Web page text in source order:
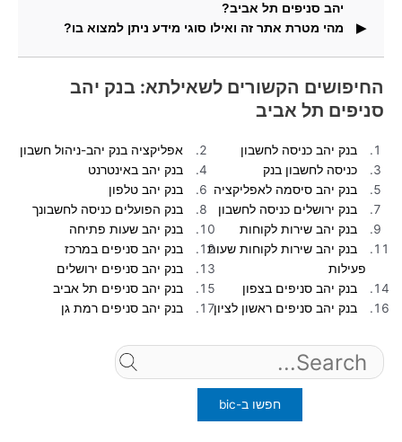
יהב סניפים תל אביב?
בעמוד זה תמצאו גם תמונות עבור השאילתא שחיפשתם.
מהי מטרת אתר זה ואילו סוגי מידע ניתן למצוא בו?
החיפושים הקשורים לשאילתא: בנק יהב
סניפים תל אביב
בנק יהב כניסה לחשבון
אפליקציה בנק יהב-ניהול חשבון
כניסה לחשבון בנק
בנק יהב באינטרנט
בנק יהב סיסמה לאפליקציה
בנק יהב טלפון
בנק ירושלים כניסה לחשבון
בנק הפועלים כניסה לחשבונך
בנק יהב שירות לקוחות
בנק יהב שעות פתיחה
בנק יהב שירות לקוחות שעות
פעילות
בנק יהב סניפים במרכז
בנק יהב סניפים ירושלים
בנק יהב סניפים בצפון
בנק יהב סניפים תל אביב
בנק יהב סניפים ראשון לציון
בנק יהב סניפים רמת גן
for: